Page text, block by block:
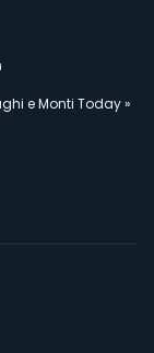
e Monti Today »